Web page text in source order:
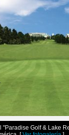
Golf & Lake